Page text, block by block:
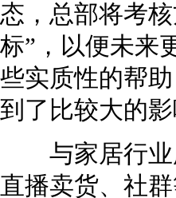
态，总部将考
标”，以便未来
些实质性的帮
到了比较大的影
与家居行业
直播卖货、社